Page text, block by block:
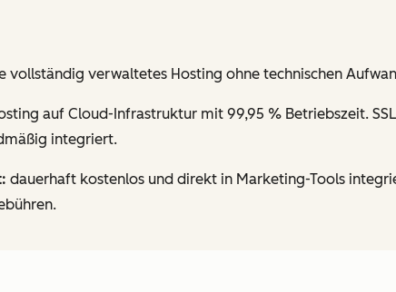
vollständig verwaltetes Hosting ohne technischen
auf Cloud-Infrastruktur mit 99,95 % Betriebszeit.
integriert.
dauerhaft kostenlos und direkt in Marketing-Tools